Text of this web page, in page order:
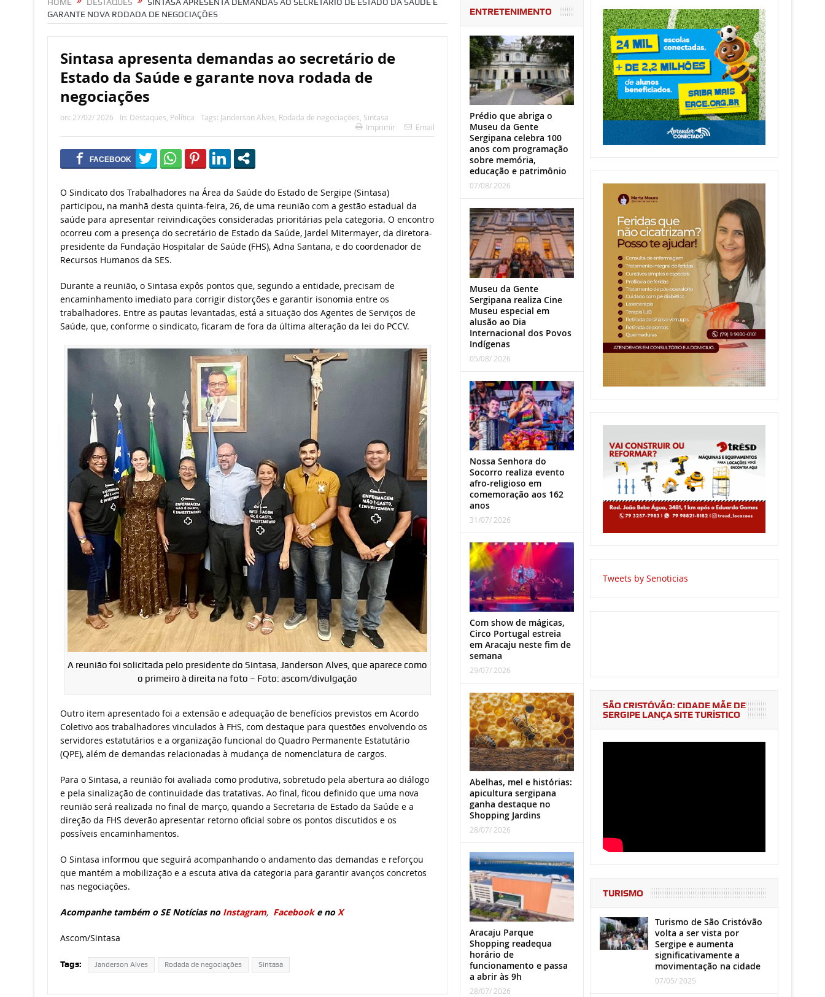
GARANTE NOVA RODADA DE NEGOCIAÇÕES
Sintasa apresenta demandas ao secretário de
Estado da Saúde e garante nova rodada de
negociações
on: 27/02/ 2026 In: Destaques Política Tags: Janderson Alves Rodada de negociações Sintasa
Imprimir
Email
O Sindicato dos Trabalhadores na Área da Saúde do Estado de Sergipe (Sintasa)
participou, na manhã desta quinta-feira, 26, de uma reunião com a gestão estadual da
saúde para apresentar reivindicações consideradas prioritárias pela categoria. O encontro
ocorreu com a presença do secretário de Estado da Saúde, Jardel Mitermayer, da diretora-
presidente da Fundação Hospitalar de Saúde (FHS), Adna Santana, e do coordenador de
Recursos Humanos da SES.
Durante a reunião, o Sintasa expôs pontos que, segundo a entidade, precisam de
encaminhamento imediato para corrigir distorções e garantir isonomia entre os
trabalhadores. Entre as pautas levantadas, está a situação dos Agentes de Serviços de
Saúde, que, conforme o sindicato, ficaram de fora da última alteração da lei do PCCV.
A reunião foi solicitada pelo presidente do Sintasa, Janderson Alves, que aparece como
o primeiro à direita na foto – Foto: ascom/divulgação
Outro item apresentado foi a extensão e adequação de benefícios previstos em Acordo
Coletivo aos trabalhadores vinculados à FHS, com destaque para questões envolvendo os
servidores estatutários e a organização funcional do Quadro Permanente Estatutário
(QPE), além de demandas relacionadas à mudança de nomenclatura de cargos.
Para o Sintasa, a reunião foi avaliada como produtiva, sobretudo pela abertura ao diálogo
e pela sinalização de continuidade das tratativas. Ao final, ficou definido que uma nova
reunião será realizada no final de março, quando a Secretaria de Estado da Saúde e a
direção da FHS deverão apresentar retorno oficial sobre os pontos discutidos e os
possíveis encaminhamentos.
O Sintasa informou que seguirá acompanhando o andamento das demandas e reforçou
que mantém a mobilização e a escuta ativa da categoria para garantir avanços concretos
nas negociações.
Acompanhe também o SE Notícias no Instagram, Facebooke noX
Ascom/Sintasa
Tags: Janderson Alves Rodada de negociações Sintasa
ENTRETENIMENTO
Prédio que abriga o
Museu da Gente
Sergipana celebra 100
anos com programação
sobre memória,
educação e patrimônio
07/08/ 2026
Museu da Gente
Sergipana realiza Cine
Museu especial em
alusão ao Dia
Internacional dos Povos
Indígenas
05/08/ 2026
Nossa Senhora do
Socorro realiza evento
afro-religioso em
comemoração aos 162
anos
31/07/ 2026
Com show de mágicas,
Circo Portugal estreia
em Aracaju neste fim de
semana
29/07/ 2026
Abelhas, mel e histórias:
apicultura sergipana
ganha destaque no
Shopping Jardins
28/07/ 2026
Aracaju Parque
Shopping readequa
horário de
funcionamento e passa
a abrir às 9h
28/07/ 2026
Tweets by Senoticias
SÃO CRISTÓVÃO: CIDADE MÃE DE
SERGIPE LANÇA SITE TURÍSTICO
TURISMO
Turismo de São Cristóvão
volta a ser vista por
Sergipe e aumenta
significativamente a
movimentação na cidade
07/05/ 2025